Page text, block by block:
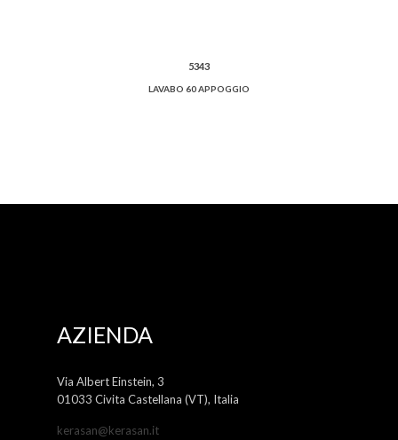
5343
LAVABO 60 APPOGGIO
AZIENDA
Via Albert Einstein, 3
01033 Civita Castellana (VT), Italia
kerasan@kerasan.it